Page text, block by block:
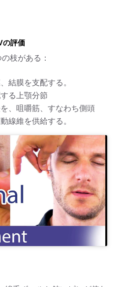
の評価
枝がある：
結膜を支配する。
る上顎分節
、咀嚼筋、すなわち側頭
線維を供給する。